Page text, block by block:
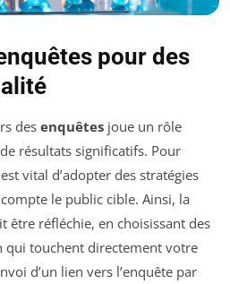
pour des
des enquêtes joue un rôle
résultats significatifs. Pour
vital d’adopter des stratégies
le public cible. Ainsi, la
être réfléchie, en choisissant des
qui touchent directement votre
d’un lien vers l’enquête par